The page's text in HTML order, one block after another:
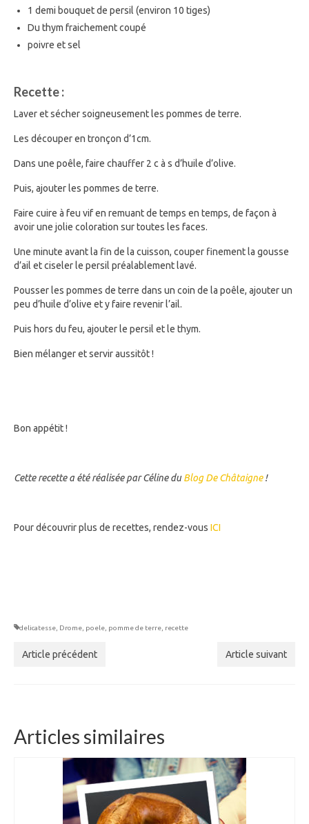
1 demi bouquet de persil (environ 10 tiges)
Du thym fraichement coupé
poivre et sel
Recette :
Laver et sécher soigneusement les pommes de terre.
Les découper en tronçon d’1cm.
Dans une poêle, faire chauffer 2 c à s d’huile d’olive.
Puis, ajouter les pommes de terre.
Faire cuire à feu vif en remuant de temps en temps, de façon à
avoir une jolie coloration sur toutes les faces.
Une minute avant la fin de la cuisson, couper finement la gousse
d’ail et ciseler le persil préalablement lavé.
Pousser les pommes de terre dans un coin de la poêle, ajouter un
peu d’huile d’olive et y faire revenir l’ail.
Puis hors du feu, ajouter le persil et le thym.
Bien mélanger et servir aussitôt !
Bon appétit !
Cette recette a été réalisée par Céline duBlog De Châtaigne!
Pour découvrir plus de recettes, rendez-vous ICI
delicatesse, Drome, poele, pomme de terre, recette
Article précédent Article suivant
Articles similaires